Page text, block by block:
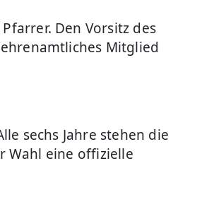
Den Vorsitz des
Mitglied
sechs Jahre stehen die
Wahl eine offizielle